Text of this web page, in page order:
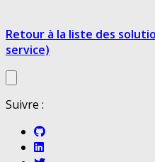
Retour à la liste des
service)
Suivre :